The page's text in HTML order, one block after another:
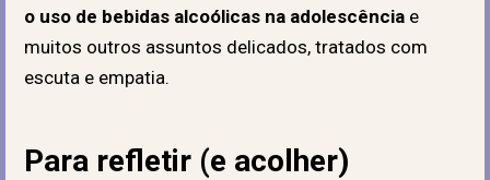
o uso de bebidas alcoólicas na adolescência e
muitos outros assuntos delicados, tratados com
escuta e empatia.
Para refletir (e acolher)